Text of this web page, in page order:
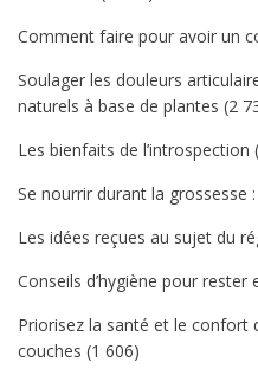
Comment faire pour avoir un
Soulager les douleurs
naturels à base de plantes (2
Les bienfaits de l’introspection
Se nourrir durant la grossesse
Les idées reçues au sujet du
Conseils d’hygiène pour rester
Priorisez la santé et le confort
couches (1 606)